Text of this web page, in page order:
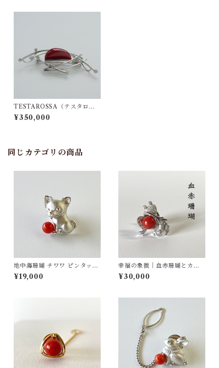
TESTAROSSA（テスタロッ
サ）ブローチ ts-17
¥350,000
同じカテゴリの商品
地中海珊瑚 チワワ ピンタック
ブローチ SV fb-28
¥19,000
幸福の象徴｜血赤珊瑚とカエ
ルのピンタックブローチ SV
¥30,000